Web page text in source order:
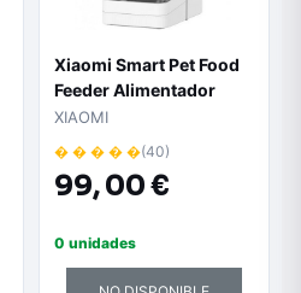
Xiaomi Smart Pet Food
Feeder Alimentador
Automatico para
Animales - Capacidad
3.6L - Impermeable y
Fresco - Dispensacion
XIAOMI
� � � � �(40)
99,00 €
0 unidades